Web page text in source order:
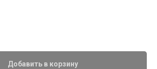
Добавить в корзину